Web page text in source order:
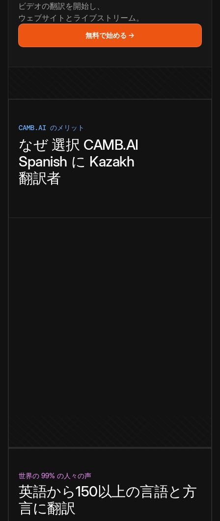
ビデオの翻訳を開始し、
ウェブサイトとライブストリーム。
無料で始める →
CAMB.AI のメリット
なぜ 選択 CAMB.AI
Spanish に Kazakh
翻訳者
世界の 99% の人々の声
英語から150以上の言語と方
言に翻訳